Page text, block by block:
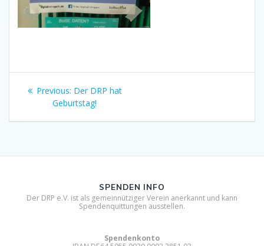
Beitragsnavigation
Previous: Previous
post:
Der DRP hat
Geburtstag!
SPENDEN INFO
Der DRP e.V. ist als gemeinnütziger Verein anerkannt und kann
Spendenquittungen ausstellen.
Spendenkonto